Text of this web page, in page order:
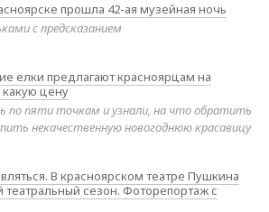
прошла 42-ая музейная ночь
с предсказанием
елки предлагают красноярцам на
какую цену
по пяти точкам и узнали, на что обратить
некачественную новогоднюю красавицу
В красноярском театре Пушкина
сезон. Фоторепортаж с